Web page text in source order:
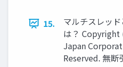
15.
マルチスレッ
は？ Copyright
Japan
Reserved. 無断